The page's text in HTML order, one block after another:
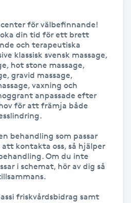
för välbefinnande!
din tid för ett brett
och terapeutiska
klassisk svensk massage,
hot stone massage,
gravid massage,
vaxning och
anpassade efter
för att främja både
behandling som passar
att kontakta oss, så hjälper
Om du inte
i schemat, hör av dig så